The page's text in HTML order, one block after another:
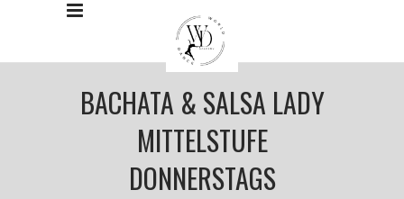
BACHATA & SALSA LADY
MITTELSTUFE
DONNERSTAGS